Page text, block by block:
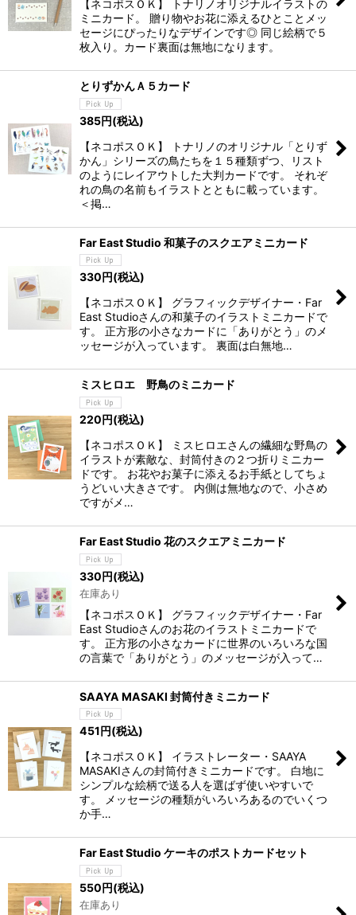
【ネコポスＯＫ】 トナリノオリジナルイラストの
ミニカード。 贈り物やお花に添えるひとことメッ
セージにぴったりなデザインです◎ 同じ絵柄で５
枚入り。カード裏面は無地になります。
とりずかんＡ５カード
385円(税込)
【ネコポスＯＫ】 トナリノのオリジナル「とりず
かん」シリーズの鳥たちを１５種類ずつ、リスト
のようにレイアウトした大判カードです。 それぞ
れの鳥の名前もイラストとともに載っています。
＜掲…
Far East Studio 和菓子のスクエアミニカード
330円(税込)
【ネコポスＯＫ】 グラフィックデザイナー・Far
East Studioさんの和菓子のイラストミニカードで
す。 正方形の小さなカードに「ありがとう」のメ
ッセージが入っています。 裏面は白無地…
ミスヒロエ 野鳥のミニカード
220円(税込)
【ネコポスＯＫ】 ミスヒロエさんの繊細な野鳥の
イラストが素敵な、封筒付きの２つ折りミニカー
ドです。 お花やお菓子に添えるお手紙としてちょ
うどいい大きさです。 内側は無地なので、小さめ
ですがメ…
Far East Studio 花のスクエアミニカード
330円(税込)
在庫あり
【ネコポスＯＫ】 グラフィックデザイナー・Far
East Studioさんのお花のイラストミニカードで
す。 正方形の小さなカードに世界のいろいろな国
の言葉で「ありがとう」のメッセージが入って…
SAAYA MASAKI 封筒付きミニカード
451円(税込)
【ネコポスＯＫ】 イラストレーター・SAAYA
MASAKIさんの封筒付きミニカードです。 白地に
シンプルな絵柄で送る人を選ばず使いやすいで
す。 メッセージの種類がいろいろあるのでいくつ
か手…
Far East Studio ケーキのポストカードセット
550円(税込)
在庫あり